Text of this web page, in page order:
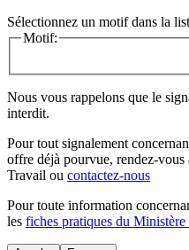
Sélectionnez un motif dans la
Motif:
Nous vous rappelons que le
interdit.
Pour tout signalement
offre déjà pourvue, rendez-vous
Travail ou contactez-nous
Pour toute information
les fiches pratiques du